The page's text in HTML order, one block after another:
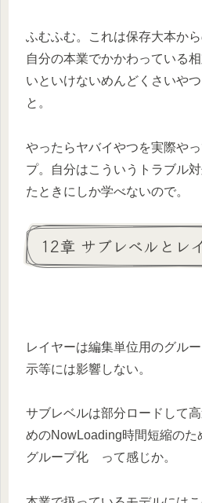
ふむふむ。これは保存大本から
自分の本業でかかわっている
いといけないめんどくさいや
と。
やったらヤバイやつを実際や
プ。自分はこういうトラブル
たときにしか学べないので。
12章 サブレベルとレ
レイヤーは編集単位用のグル
示等には影響しない。
サブレベルは部分ロードして
めのNowLoading時間短縮のた
グループ化 って感じか。